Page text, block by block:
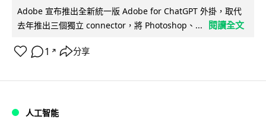
Adobe 宣布推出全新統一版 Adobe for ChatGPT 外掛，取代
去年推出三個獨立 connector，將 Photoshop、...
閱讀全文
1 ↗ 分享
人工智能